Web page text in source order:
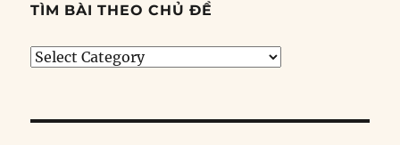
TÌM BÀI THEO CHỦ ĐỀ
Tìm